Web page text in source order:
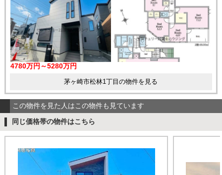
4780万円～5280万円
茅ヶ崎市松林1丁目の物件を見る
この物件を見た人はこの物件も見ています
同じ価格帯の物件はこちら